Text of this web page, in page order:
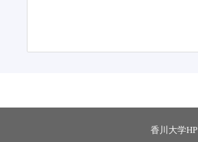
香川大学HP